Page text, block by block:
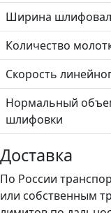
Ширина
Количество
Скорость
Нормальный
шлифовки
Доставка
По России
или собственным